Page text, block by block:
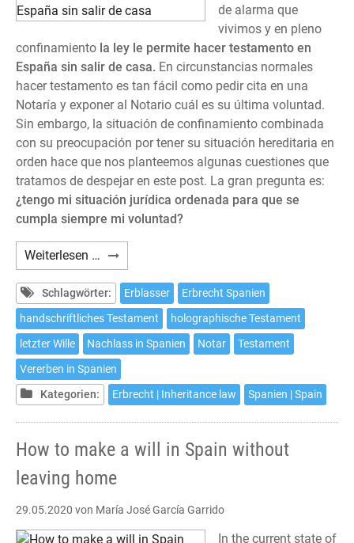
de alarma que
vivimos y en pleno
confinamiento la ley le permite hacer testamento en
España sin salir de casa. En circunstancias normales
hacer testamento es tan fácil como pedir cita en una
Notaría y exponer al Notario cuál es su última voluntad.
Sin embargo, la situación de confinamiento combinada
con su preocupación por tener su situación hereditaria en
orden hace que nos planteemos algunas cuestiones que
tratamos de despejar en este post. La gran pregunta es:
¿tengo mi situación jurídica ordenada para que se
cumpla siempre mi voluntad?
Weiterlesen … Cómo
hacer
testamento
en
España
sin
salir
de
casa
Schlagwörter: Erblasser
Erbrecht Spanien
handschriftliches Testament
holographische Testament
letzter Wille
Nachlass in Spanien Notar
Testament
Vererben in Spanien
Kategorien:
Erbrecht | Inheritance law Spanien | Spain
How to make a will in Spain without
leaving home
29.05.2020 von María José García Garrido
In the current state of